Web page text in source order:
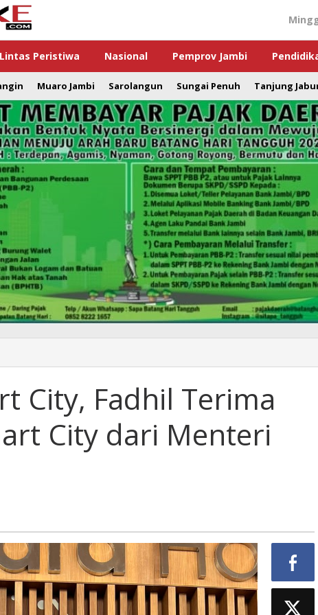
Lintas Peristiwa Nasional Pemprov Jambi
Muaro Jambi Sarolangun Sungai Penuh Tanjung
City, Fadhil Terima
City dari Menteri